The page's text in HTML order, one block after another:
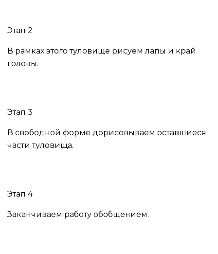
Этап 2
В рамках этого туловище рисуем лапы и край
головы.
Этап 3
В свободной форме дорисовываем оставшиеся
части туловища.
Этап 4
Заканчиваем работу обобщением.